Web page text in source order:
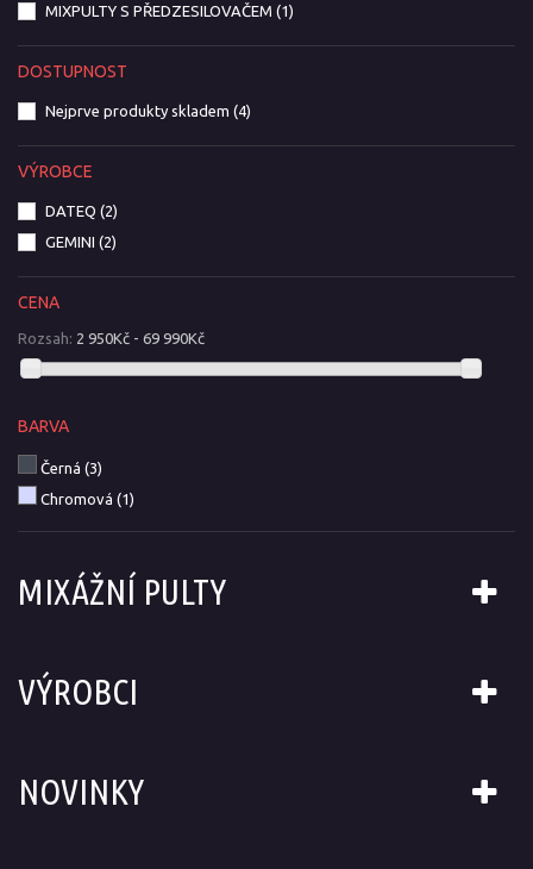
MIXPULTY S PŘEDZESILOVAČEM (1)
DOSTUPNOST
Nejprve produkty skladem (4)
VÝROBCE
DATEQ (2)
GEMINI (2)
CENA
Rozsah: 2 950Kč - 69 990Kč
BARVA
Černá (3)
Chromová (1)
MIXÁŽNÍ PULTY
VÝROBCI
NOVINKY